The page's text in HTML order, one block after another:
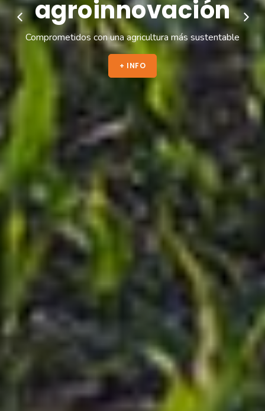
eficacia
comprobada